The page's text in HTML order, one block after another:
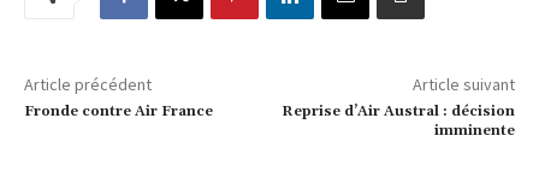
Article précédent
Fronde contre Air France
Article suivant
Reprise d’Air Austral : décision
imminente